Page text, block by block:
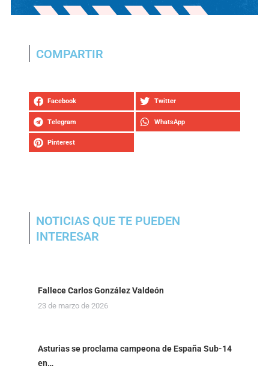
COMPARTIR
Facebook Twitter
Telegram WhatsApp
Pinterest
NOTICIAS QUE TE PUEDEN
INTERESAR
Fallece Carlos González Valdeón
23 de marzo de 2026
Asturias se proclama campeona de España Sub-14
en…